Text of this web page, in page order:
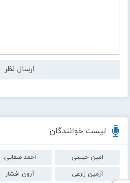
لیست خوانندگان
امین حبیبی احمد صفایی
آرمین زارعی
آرون افشار